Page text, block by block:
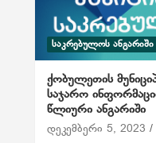
ᲡᲐᲙᲠᲔᲑᲣᲚᲝᲡ ᲐᲜᲒᲐᲠᲘᲨᲘ
ქობულეთის
საჯარო
წლიური ანგარიში
დეკემბერი 5, 2023